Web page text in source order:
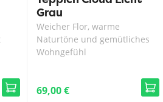
Grau
Weicher Flor, warme
Naturtöne und gemütliches
Wohngefühl
69,00 €